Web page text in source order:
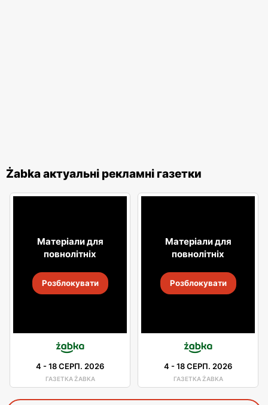
Żabka актуальні рекламні газетки
Матеріали для
повнолітніх
Розблокувати
4 -18 СЕРП. 2026
ГАЗЕТКА ŻABKA
Матеріали для
повнолітніх
Розблокувати
4 -18 СЕРП. 2026
ГАЗЕТКА ŻABKA